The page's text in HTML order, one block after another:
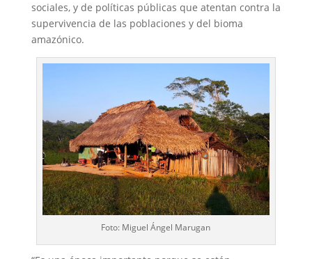
sociales, y de políticas públicas que atentan contra la
supervivencia de las poblaciones y del bioma
amazónico.
Foto: Miguel Ángel Marugan